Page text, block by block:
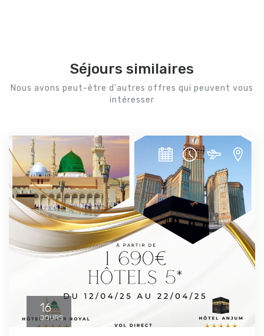
Séjours similaires
Nous avons peut-être d'autres offres qui peuvent vous
intéresser
16
JOURS